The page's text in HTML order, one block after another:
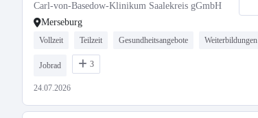
Carl-von-Basedow-Klinikum Saalekreis gGmbH
Merseburg
Vollzeit Teilzeit Gesundheitsangebote Weiterbildungen
Jobrad 3
24.07.2026